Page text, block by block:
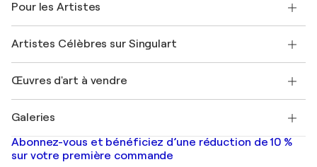
Offrir une carte cadeau
Rejoignez notre programme commercial
Mon compte
+33 1 76 44 06 42
FAQ
Magazine Singulart
Emplois
Découvrez une sélection d'art original
Pour les Artistes
Se connecter en tant qu'Artiste
Artistes Célèbres sur Singulart
Marc Chagall
Banksy
Mr. Brainwash
Shepard Fairey
Œuvres d'art à vendre
Tableaux abstraits à vendre
Peintures de paysage
Estampes
Galeries
Galeries d'art en France
Galeries d'art en Belgique
Abonnez-vous et bénéficiez d’une réduction de 10 %
sur votre première commande